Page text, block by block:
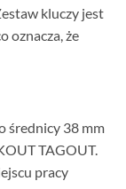
kluczy jest
oznacza, że
średnicy 38 mm
TAGOUT.
pracy